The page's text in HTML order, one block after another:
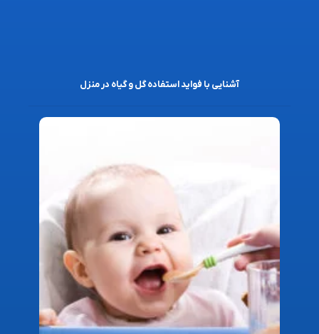
آشنایی با فواید استفاده گل و گیاه در منزل